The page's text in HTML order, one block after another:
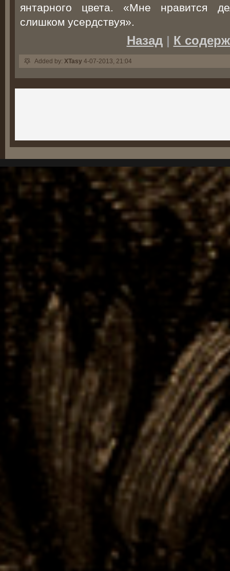
янтарного цвета. «Мне нравится
слишком усердствуя».
Назад| К
Added by: XTasy 4-07-2013, 21:04